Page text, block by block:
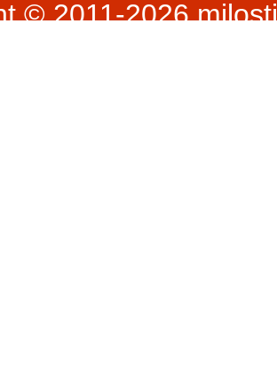
© 2011-2026